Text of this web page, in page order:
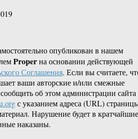
опубликован в нашем
Properна основании действующей
Соглашения. Если вы считаете,
ваши авторские и/или смежные
об этом администрации сайта
с указанием адреса (URL)
Нарушение будет в кратчайшие
наказаны.